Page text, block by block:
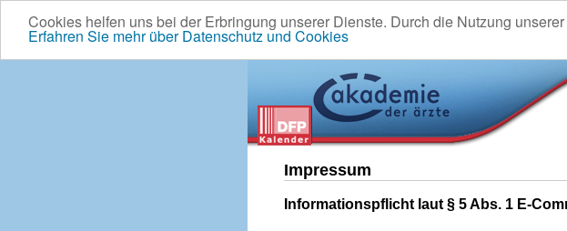
Cookies helfen uns bei der Erbringung unserer Dienste. Durch die Nutzung
Erfahren Sie mehr über Datenschutz und Cookies
Impressum
Informationspflicht laut § 5 Abs. 1 E-